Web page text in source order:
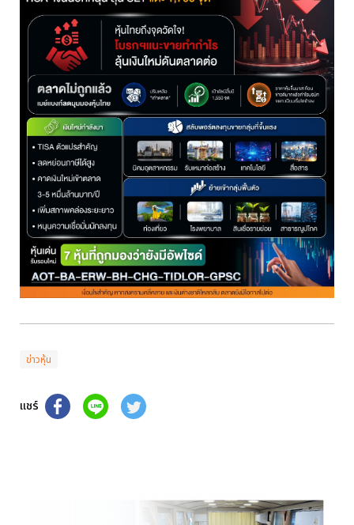
ข่าวหุ้น
แชร์